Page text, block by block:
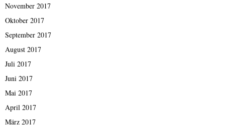
November 2017
Oktober 2017
September 2017
August 2017
Juli 2017
Juni 2017
Mai 2017
April 2017
März 2017